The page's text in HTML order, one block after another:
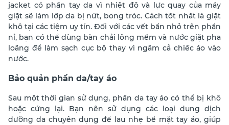
jacket có phần tay da vì nhiệt độ và lực quay của máy
giặt sẽ làm lớp da bị nứt, bong tróc. Cách tốt nhất là giặt
khô tại các tiệm uy tín. Đối với các vết bẩn nhỏ trên phần
nỉ, bạn có thể dùng bàn chải lông mềm và nước giặt pha
loãng để làm sạch cục bộ thay vì ngâm cả chiếc áo vào
nước.
Bảo quản phần da/tay áo
Sau một thời gian sử dụng, phần da tay áo có thể bị khô
hoặc cứng lại. Bạn nên sử dụng các loại dung dịch
dưỡng da chuyên dụng để lau nhẹ bề mặt tay áo, giúp